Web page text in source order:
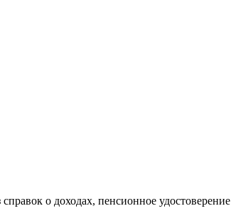
о доходах, пенсионное удостоверение